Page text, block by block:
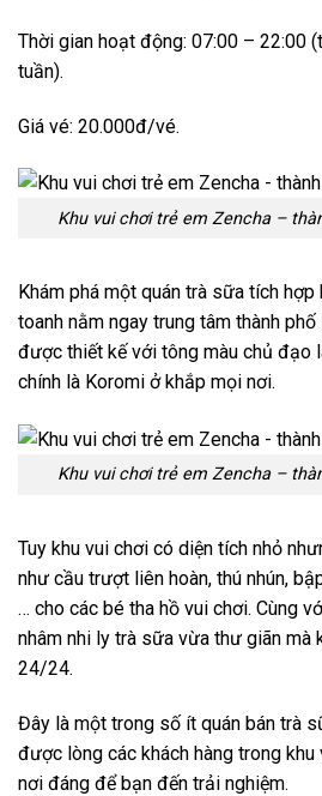
Thời gian hoạt động: 07:00 – 22:00
tuần).
Giá vé: 20.000đ/vé.
Khu vui chơi trẻ em Zencha –
Khám phá một quán trà sữa tích
toanh nằm ngay trung tâm thành
được thiết kế với tông màu chủ đạo
chính là Koromi ở khắp mọi nơi.
Khu vui chơi trẻ em Zencha –
Tuy khu vui chơi có diện tích nhỏ
như cầu trượt liên hoàn, thú nhún,
… cho các bé tha hồ vui chơi. Cùng
nhâm nhi ly trà sữa vừa thư giãn mà
24/24.
Đây là một trong số ít quán bán trà
được lòng các khách hàng trong khu
nơi đáng để bạn đến trải nghiệm.